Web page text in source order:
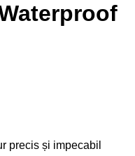
precis și impecabil